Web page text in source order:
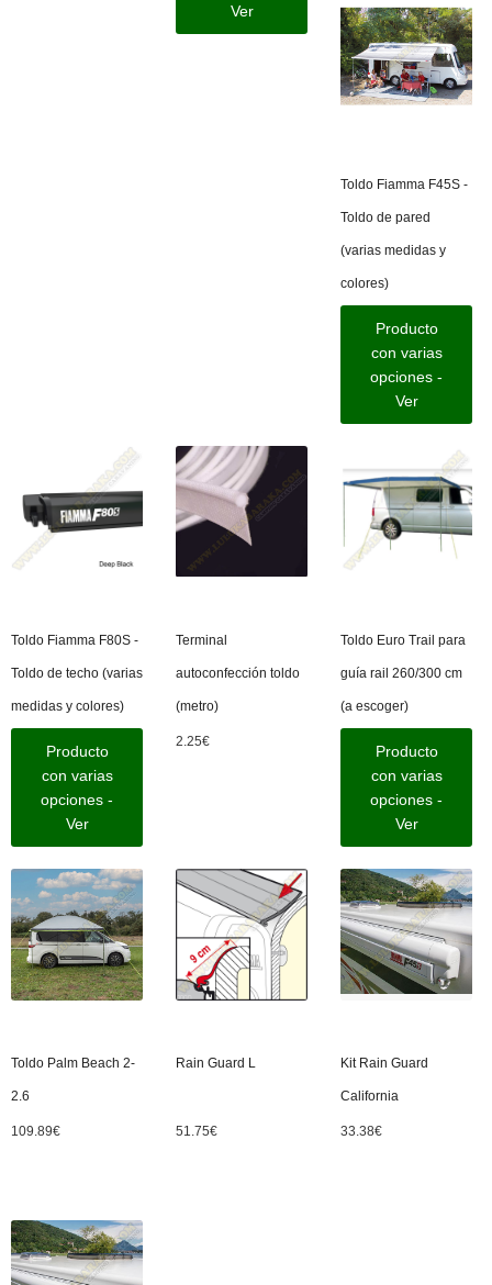
Ver
Toldo Fiamma F45S -
Toldo de pared
(varias medidas y
colores)
Producto
con varias
opciones -
Ver
Toldo Fiamma F80S -
Toldo de techo (varias
medidas y colores)
Producto
con varias
opciones -
Ver
Terminal
autoconfección toldo
(metro)
2.25€
Toldo Euro Trail para
guía rail 260/300 cm
(a escoger)
Producto
con varias
opciones -
Ver
Toldo Palm Beach 2-
2.6
109.89€
Rain Guard L
51.75€
Kit Rain Guard
California
33.38€